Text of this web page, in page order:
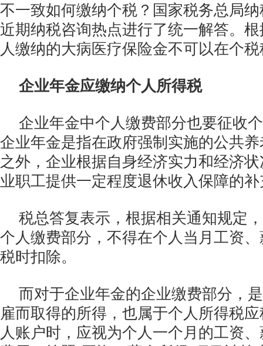
不一致如何缴纳个税？国家税务总局
近期纳税咨询热点进行了统一解答。
人缴纳的大病医疗保险金不可以在个
企业年金应缴纳个人所得税
企业年金中个人缴费部分也要征收
企业年金是指在政府强制实施的公共
之外，企业根据自身经济实力和经济
业职工提供一定程度退休收入保障的
税总答复表示，根据相关通知规定
个人缴费部分，不得在个人当月工资
税时扣除。
而对于企业年金的企业缴费部分，
雇而取得的所得，也属于个人所得税
人账户时，应视为个人一个月的工资